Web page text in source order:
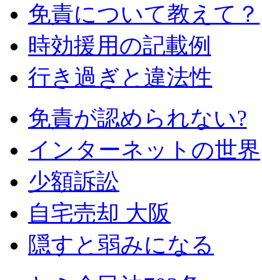
免責について教えて？
時効援用の記載例
行き過ぎと違法性
免責が認められない?
インターネットの世界
少額訴訟
自宅売却 大阪
隠すと弱みになる